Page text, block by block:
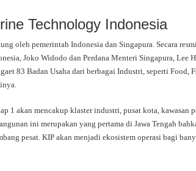
Technology Indonesia
oleh pemerintah Indonesia dan Singapura. Secara
Joko Widodo dan Perdana Menteri Singapura, Lee
83 Badan Usaha dari berbagai Industri, seperti Food,
1 akan mencakup klaster industri, pusat kota, kawasan
ini merupakan yang pertama di Jawa Tengah
pesat. KIP akan menjadi ekosistem operasi bagi